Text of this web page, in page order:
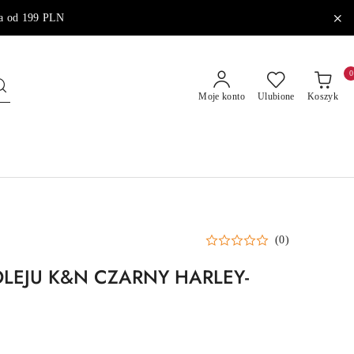
199 PLN
Moje konto Ulubione Koszyk
0
(0)
K&N CZARNY HARLEY-